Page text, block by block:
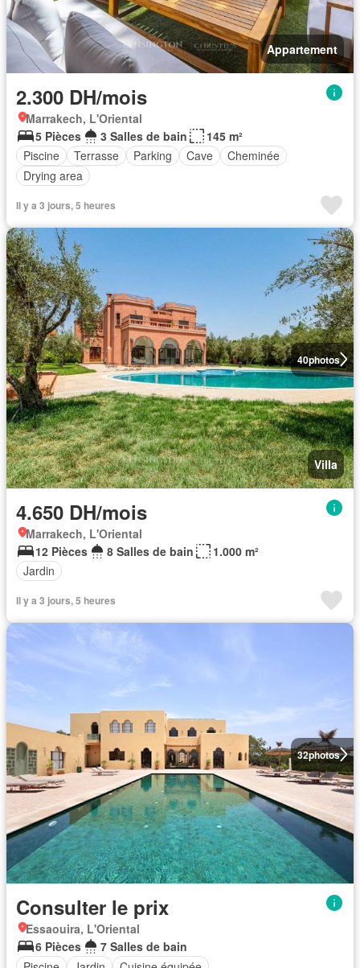
Appartement
2.300 DH/mois
Marrakech, L'Oriental
5 Pièces
3 Salles de bain
145 m²
Piscine
Terrasse Parking Cave
Cheminée
Drying area
Il y a 3 jours, 5 heures
40photos
Villa
4.650 DH/mois
Marrakech, L'Oriental
12 Pièces
8 Salles de bain
1.000 m²
Jardin
Il y a 3 jours, 5 heures
32photos
Consulter le prix
Essaouira, L'Oriental
6 Pièces
7 Salles de bain